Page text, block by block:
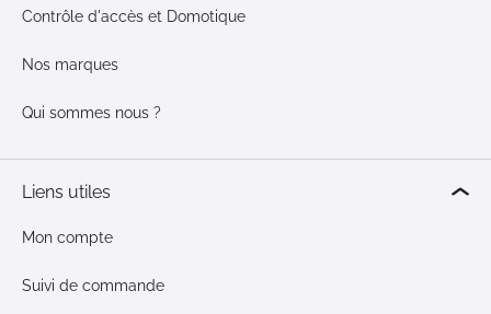
Contrôle d'accès et Domotique
Nos marques
Qui sommes nous ?
Liens utiles
Mon compte
Suivi de commande